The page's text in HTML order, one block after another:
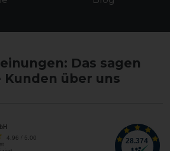
Das sagen
Kunden über uns